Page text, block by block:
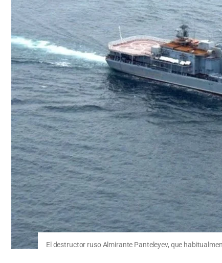
El destructor ruso Almirante Panteleyev, que